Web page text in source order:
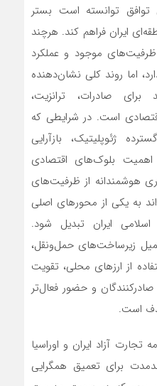
توافق توانسته است بستر
ایران فراهم کند. هرچند
موجود و عملکرد
اما روند کلی نشان‌دهنده
صادرات، ترانزیت،
است. در شرایطی که
ژئوپلیتیک، بازآرایی
اهمیت بلوک‌های اقتصادی
هوشمندانه از ظرفیت‌های
به یکی از محورهای اصلی
ایران تبدیل شود.
زیرساخت‌های حمل‌ونقل،
از ارزهای محلی، تقویت
و حضور فعال‌تر
است.
آزاد ایران و اوراسیا
برای تعمیق همگرایی